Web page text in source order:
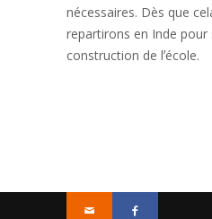
nécessaires. Dès que
repartirons en Inde pour
construction de lʼécole.